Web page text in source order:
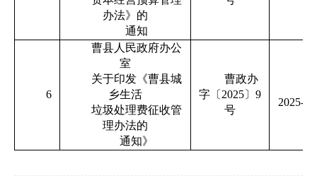
办法》的
通知
6
曹县人民政府办公
室
关于印发《曹县城
乡生活
垃圾处理费征收管
理办法的
通知》
曹政办
字〔 2025〕9
号
2025-